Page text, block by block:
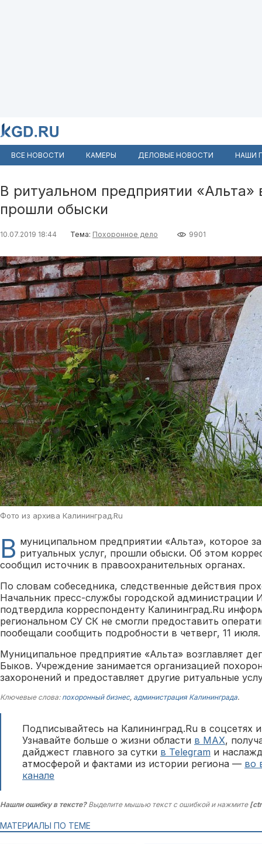
ВСЕ НОВОСТИ КАМЕРЫ ДЕЛОВЫЕ НОВОСТИ НАШИ
В ритуальном предприятии «Альта»
прошли обыски
10.07.2019 18:44 Тема: Похоронное дело 9901
Фото из архива Калининград.Ru
В муниципальном предприятии «Альта», которое
ритуальных услуг, прошли обыски. Об этом
сообщил источник в правоохранительных органах.
По словам собеседника, следственные действия
Начальник пресс-службы городской администрации
подтвердила корреспонденту Калининград.Ru
региональном СУ СК не смогли предоставить
пообещали сообщить подробности в четверг, 11 июля.
Муниципальное предприятие «Альта» возглавляет
Быков. Учреждение занимается организацией
захоронений и предоставляет другие ритуальные
Ключевые слова: похоронный бизнес, администрация Калининграда.
Подписывайтесь на Калининград.Ru в соцсетях
Узнавайте больше о жизни области в MAX,
дайджест главного за сутки в Telegram и
атмосферой и фактами из истории региона — во
канале
Нашли ошибку в тексте?Выделите мышью текст с ошибкой и нажмите
МАТЕРИАЛЫ ПО ТЕМЕ